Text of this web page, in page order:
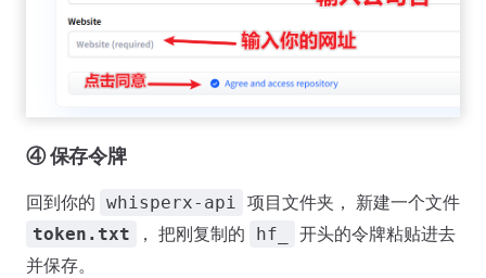
④ 保存令牌
回到你的 whisperx-api 项目文件夹， 新建一个文件
token.txt ， 把刚复制的 hf_
开头的令牌粘贴进去
并保存。